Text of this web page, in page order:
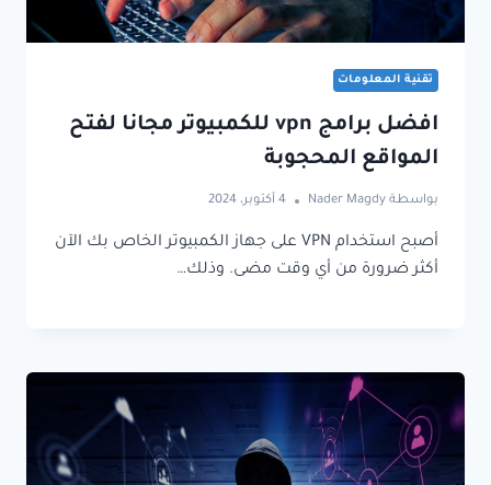
تقنية المعلومات
افضل برامج vpn للكمبيوتر مجانا لفتح
المواقع المحجوبة
بواسطة Nader Magdy 4 أكتوبر، 2024
أصبح استخدام VPN على جهاز الكمبيوتر الخاص بك الآن
أكثر ضرورة من أي وقت مضى. وذلك…